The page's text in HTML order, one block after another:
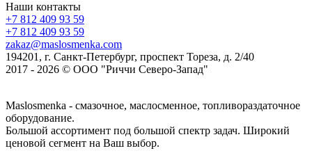
Наши контакты
+7 812 409 93 59
+7 812 409 93 59
zakaz@maslosmenka.com
194201, г. Санкт-Петербург, проспект Тореза, д. 2/40
2017 - 2026 © ООО "Риччи Северо-Запад"
Maslosmenka - смазочное, маслосменное, топливораздаточное
оборудование.
Большой ассортимент под большой спектр задач. Широкий
ценовой сегмент на Ваш выбор.